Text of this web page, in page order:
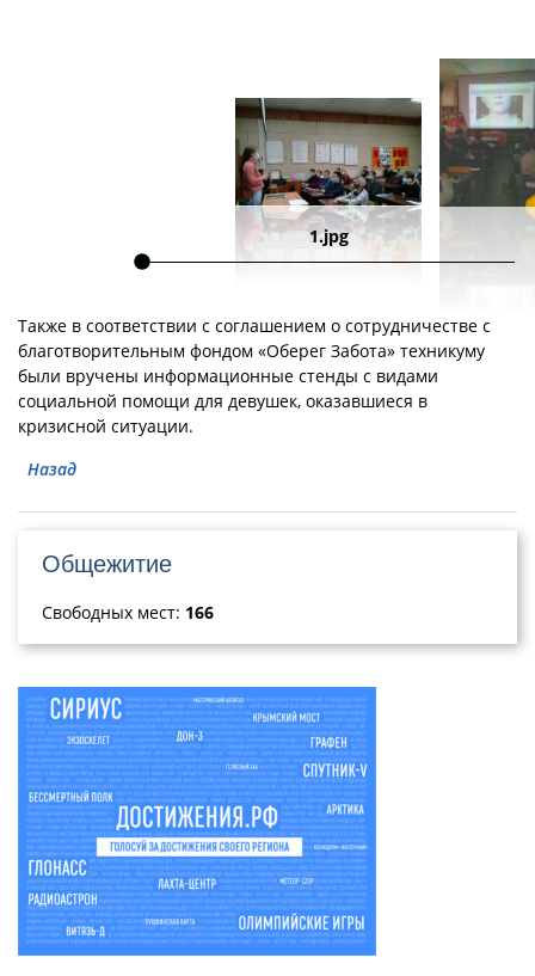
1.jpg
Также в соответствии с соглашением о сотрудничестве с
благотворительным фондом «Оберег Забота» техникуму
были вручены информационные стенды с видами
социальной помощи для девушек, оказавшиеся в
кризисной ситуации.
Назад
Общежитие
Свободных мест: 166